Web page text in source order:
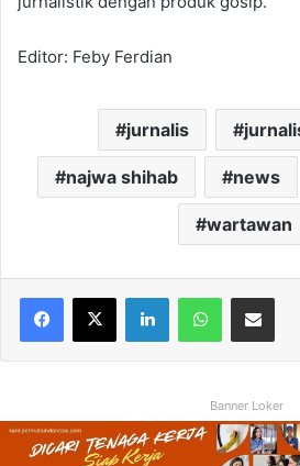
Editor: Feby Ferdian
jurnalis
najwa shihab news
wartawan
Facebook
X LinkedInWhatsAppShare via Email
Banner Loker